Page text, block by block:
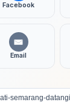
Facebook
Email